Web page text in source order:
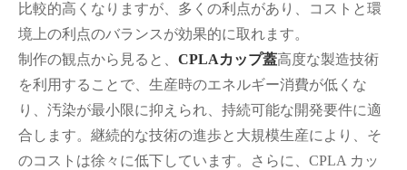
比較的高くなりますが、多くの利点があり、コストと環
境上の利点のバランスが効果的に取れます。
制作の観点から見ると、 CPLAカップ蓋高度な製造技術
を利用することで、生産時のエネルギー消費が低くな
り、汚染が最小限に抑えられ、持続可能な開発要件に適
合します。継続的な技術の進歩と大規模生産により、そ
のコストは徐々に低下しています。さらに、CPLA カッ